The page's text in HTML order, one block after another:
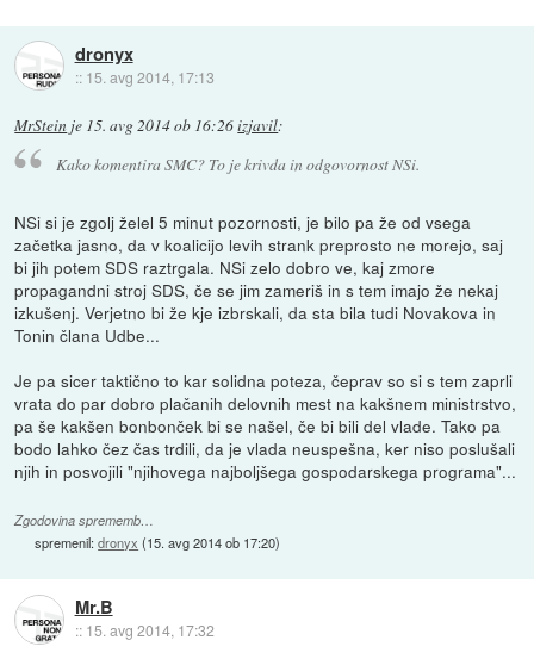
dronyx
:: 15. avg 2014, 17:13
MrStein je 15. avg 2014 ob 16:26izjavil:
Kako komentira SMC? To je krivda in odgovornost NSi.
NSi si je zgolj želel 5 minut pozornosti, je bilo pa že od vsega
začetka jasno, da v koalicijo levih strank preprosto ne morejo, saj
bi jih potem SDS raztrgala. NSi zelo dobro ve, kaj zmore
propagandni stroj SDS, če se jim zameriš in s tem imajo že nekaj
izkušenj. Verjetno bi že kje izbrskali, da sta bila tudi Novakova in
Tonin člana Udbe...
Je pa sicer taktično to kar solidna poteza, čeprav so si s tem zaprli
vrata do par dobro plačanih delovnih mest na kakšnem ministrstvo,
pa še kakšen bonbonček bi se našel, če bi bili del vlade. Tako pa
bodo lahko čez čas trdili, da je vlada neuspešna, ker niso poslušali
njih in posvojili "njihovega najboljšega gospodarskega programa"...
Zgodovina sprememb…
spremenil:dronyx (15. avg 2014 ob 17:20)
Mr.B
:: 15. avg 2014, 17:32